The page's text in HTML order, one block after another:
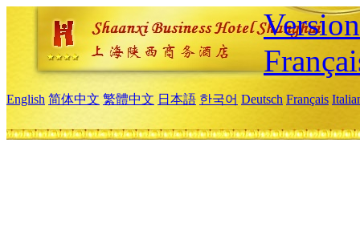
English 简体中文 繁體中文 日本語 한국어 Deutsch Français